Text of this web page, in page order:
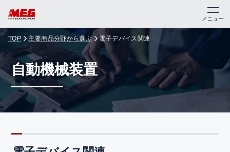
メニュー
トップ
製品・サポート
企業情報
TOP 主要商品分野から選ぶ 電子デバイス関連
自動機械装置